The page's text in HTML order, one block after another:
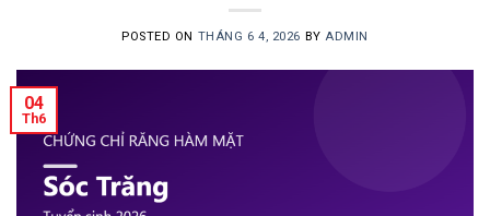
POSTED ON THÁNG 6 4, 2026 BYADMIN
04
Th6